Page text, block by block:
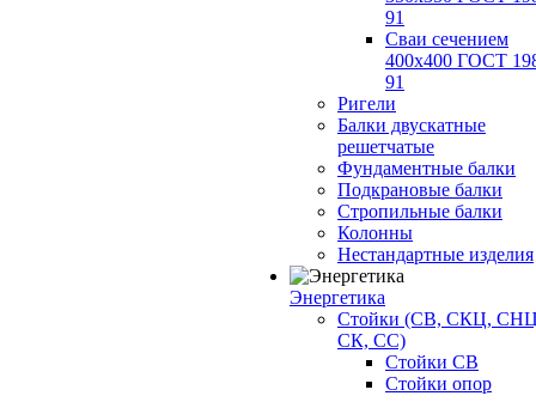
91
Сваи сечением
400х400 ГОСТ
91
Ригели
Балки двускатные
решетчатые
Фундаментные балки
Подкрановые балки
Стропильные балки
Колонны
Нестандартные изделия
Энергетика
Стойки (СВ, СКЦ,
СК, СС)
Стойки СВ
Стойки опор